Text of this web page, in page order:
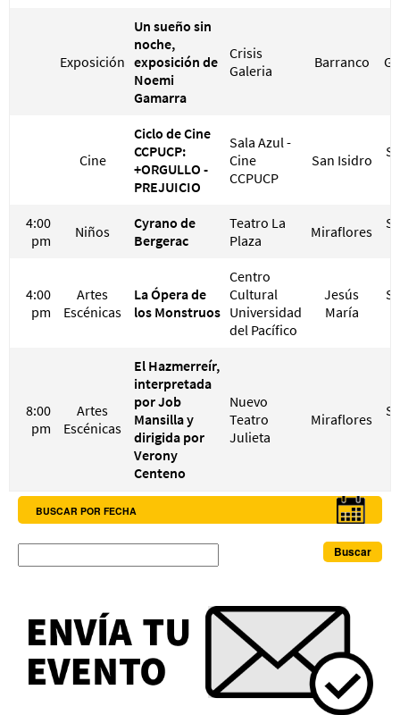
Exposición
Un sueño sin
noche,
exposición de
Noemi
Gamarra
Crisis
Galeria
Barranco
Cine
Ciclo de Cine
CCPUCP:
+ORGULLO -
PREJUICIO
Sala Azul -
Cine
CCPUCP
San Isidro
4:00
pm
Niños
Cyrano de
Bergerac
Teatro La
Plaza
Miraflores
4:00
pm
Artes
Escénicas
La Ópera de
los Monstruos
Centro
Cultural
Universidad
del Pacífico
Jesús
María
8:00
pm
Artes
Escénicas
El Hazmerreír,
interpretada
por Job
Mansilla y
dirigida por
Verony
Centeno
Nuevo
Teatro
Julieta
Miraflores
BUSCAR POR FECHA